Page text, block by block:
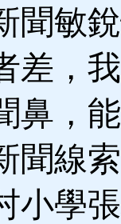
聞敏
差，
鼻，
聞線
小學